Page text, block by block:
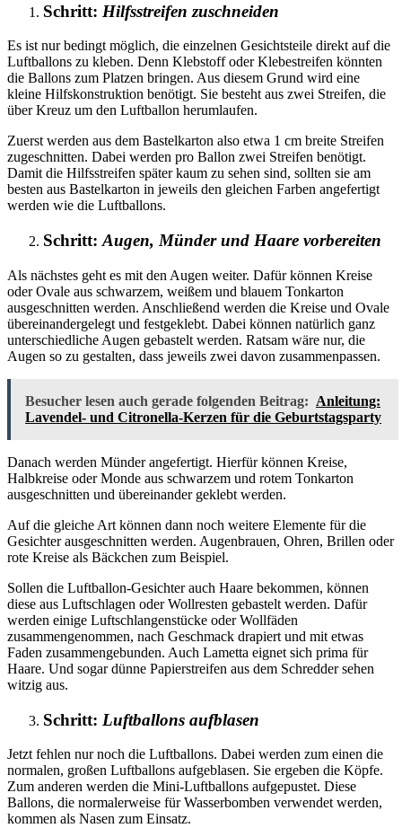
Schritt: Hilfsstreifen zuschneiden
Es ist nur bedingt möglich, die einzelnen Gesichtsteile direkt auf die
Luftballons zu kleben. Denn Klebstoff oder Klebestreifen könnten
die Ballons zum Platzen bringen. Aus diesem Grund wird eine
kleine Hilfskonstruktion benötigt. Sie besteht aus zwei Streifen, die
über Kreuz um den Luftballon herumlaufen.
Zuerst werden aus dem Bastelkarton also etwa 1 cm breite Streifen
zugeschnitten. Dabei werden pro Ballon zwei Streifen benötigt.
Damit die Hilfsstreifen später kaum zu sehen sind, sollten sie am
besten aus Bastelkarton in jeweils den gleichen Farben angefertigt
werden wie die Luftballons.
Schritt: Augen, Münder und Haare vorbereiten
Als nächstes geht es mit den Augen weiter. Dafür können Kreise
oder Ovale aus schwarzem, weißem und blauem Tonkarton
ausgeschnitten werden. Anschließend werden die Kreise und Ovale
übereinandergelegt und festgeklebt. Dabei können natürlich ganz
unterschiedliche Augen gebastelt werden. Ratsam wäre nur, die
Augen so zu gestalten, dass jeweils zwei davon zusammenpassen.
Besucher lesen auch gerade folgenden Beitrag: Anleitung:
Lavendel- und Citronella-Kerzen für die Geburtstagsparty
Danach werden Münder angefertigt. Hierfür können Kreise,
Halbkreise oder Monde aus schwarzem und rotem Tonkarton
ausgeschnitten und übereinander geklebt werden.
Auf die gleiche Art können dann noch weitere Elemente für die
Gesichter ausgeschnitten werden. Augenbrauen, Ohren, Brillen oder
rote Kreise als Bäckchen zum Beispiel.
Sollen die Luftballon-Gesichter auch Haare bekommen, können
diese aus Luftschlagen oder Wollresten gebastelt werden. Dafür
werden einige Luftschlangenstücke oder Wollfäden
zusammengenommen, nach Geschmack drapiert und mit etwas
Faden zusammengebunden. Auch Lametta eignet sich prima für
Haare. Und sogar dünne Papierstreifen aus dem Schredder sehen
witzig aus.
Schritt: Luftballons aufblasen
Jetzt fehlen nur noch die Luftballons. Dabei werden zum einen die
normalen, großen Luftballons aufgeblasen. Sie ergeben die Köpfe.
Zum anderen werden die Mini-Luftballons aufgepustet. Diese
Ballons, die normalerweise für Wasserbomben verwendet werden,
kommen als Nasen zum Einsatz.